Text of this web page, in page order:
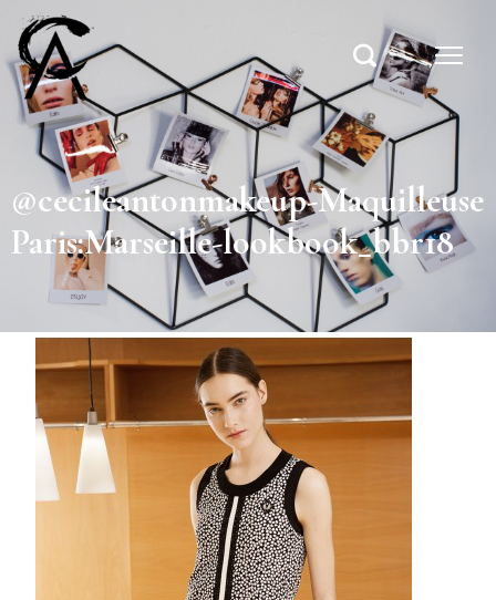
@cecileantonmakeup-Maquilleuse
Paris:Marseille-lookbook_bbr18